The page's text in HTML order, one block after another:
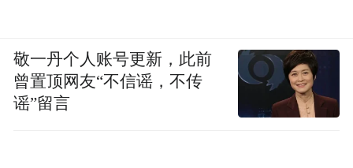
敬一丹个人账号更新，此前
曾置顶网友“不信谣，不传
谣”留言